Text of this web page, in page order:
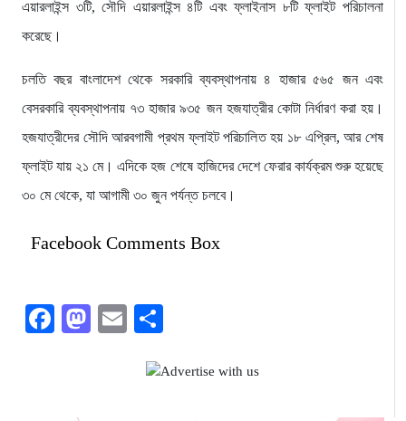
এয়ারলাইন্স ৩টি, সৌদি এয়ারলাইন্স ৪টি এবং ফ্লাইনাস ৮টি ফ্লাইট পরিচালনা
করেছে।
চলতি বছর বাংলাদেশ থেকে সরকারি ব্যবস্থাপনায় ৪ হাজার ৫৬৫ জন এবং
বেসরকারি ব্যবস্থাপনায় ৭৩ হাজার ৯৩৫ জন হজযাত্রীর কোটা নির্ধারণ করা হয়।
হজযাত্রীদের সৌদি আরবগামী প্রথম ফ্লাইট পরিচালিত হয় ১৮ এপ্রিল, আর শেষ
ফ্লাইট যায় ২১ মে। এদিকে হজ শেষে হাজিদের দেশে ফেরার কার্যক্রম শুরু হয়েছে
৩০ মে থেকে, যা আগামী ৩০ জুন পর্যন্ত চলবে।
Facebook Comments Box
Facebook
Mastodon
Email